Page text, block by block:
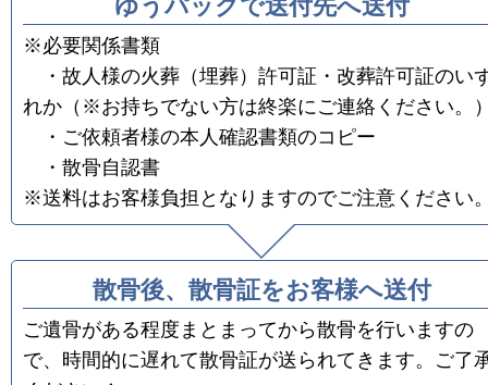
ゆうパックで送付先へ送付
※必要関係書類
・故人様の火葬（埋葬）許可証・改葬許可証のい
れか（※お持ちでない方は終楽にご連絡ください。
・ご依頼者様の本人確認書類のコピー
・散骨自認書
※送料はお客様負担となりますのでご注意ください
散骨後、散骨証をお客様へ送付
ご遺骨がある程度まとまってから散骨を行いますの
で、時間的に遅れて散骨証が送られてきます。ご了